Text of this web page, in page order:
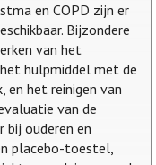
en COPD zijn er
Bijzondere
van het
hulpmiddel met de
en het reinigen van
van de
bij ouderen en
placebo-toestel,